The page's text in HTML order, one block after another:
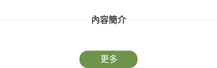
內容簡介
更多